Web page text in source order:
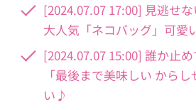
[2024.07.07 17:00] 見逃せな
大人気「ネコバッグ」可愛
[2024.07.07 15:00] 誰か止め
「最後まで美味しい から
い♪